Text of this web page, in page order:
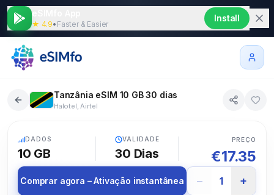
★ 4.9• Faster & Easier
Install
Tanzânia eSIM 10 GB 30 dias
Halotel, Airtel
DADOS
10 GB
VALIDADE
30 Dias
PREÇO
€17.35
Comprar agora – Ativação instantânea − 1 +